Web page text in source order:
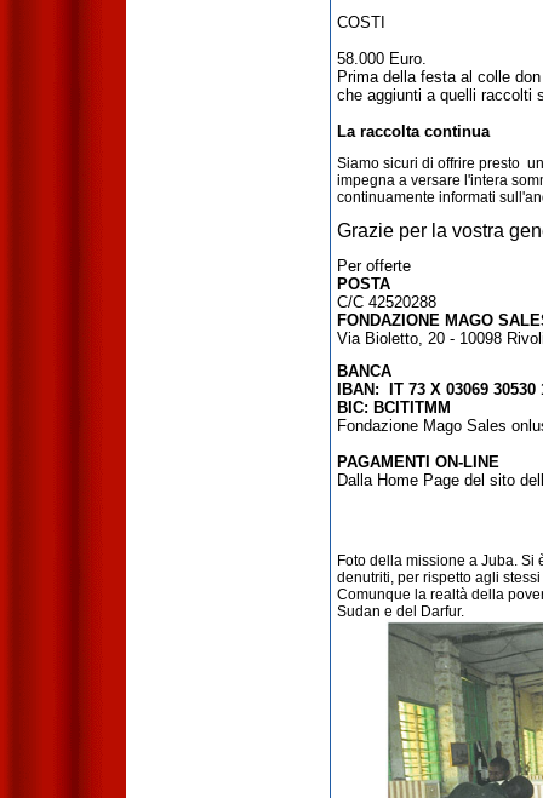
COSTI
58.000 Euro.
Prima della festa al colle
che aggiunti a quelli raccolti
La raccolta continua
Siamo sicuri di offrire presto
impegna a versare l'intera
continuamente informati
Grazie per la vostra
Per offerte
POSTA
C/C 42520288
FONDAZIONE MAGO
Via Bioletto, 20 - 10098
BANCA
IBAN: IT 73 X 03069 30530
BIC: BCITITMM
Fondazione Mago Sales
PAGAMENTI ON-LINE
Dalla Home Page del sito
Foto della missione a Juba.
denutriti, per rispetto agli
Comunque la realtà della
Sudan e del Darfur.